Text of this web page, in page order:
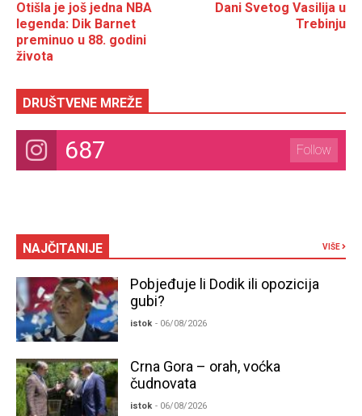
Otišla je još jedna NBA
legenda: Dik Barnet
preminuo u 88. godini
života
Dani Svetog Vasilija u
Trebinju
DRUŠTVENE MREŽE
687 Follow
NAJČITANIJE VIŠE
Pobjeđuje li Dodik ili opozicija
gubi?
istok - 06/08/2026
Crna Gora – orah, voćka
čudnovata
istok - 06/08/2026